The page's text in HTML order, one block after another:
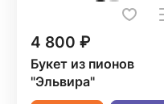
4 800 ₽
Букет из пионов
"Эльвира"